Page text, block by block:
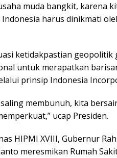
muda bangkit, karena
Indonesia harus dinikmati
ketidakpastian geopolitik
untuk merapatkan
prinsip Indonesia
membunuh, kita
ucap Presiden.
HIPMI XVIII, Gubernur
meresmikan Rumah